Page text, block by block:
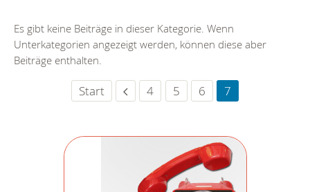
Es gibt keine Beiträge in dieser Kategorie. Wenn
Unterkategorien angezeigt werden, können diese aber
Beiträge enthalten.
Start 4 5 6 7